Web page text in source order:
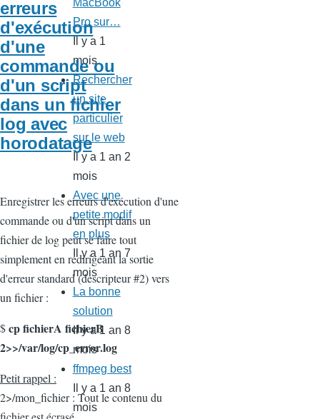
erreurs
d'exécution
d'une
commande ou
d'un script
dans un fichier
log avec
horodatage
Enregistrer les erreurs d'exécution d'une
commande ou d'un script dans un
fichier de log peut se faire tout
simplement en redirigeant la sortie
d'erreur standard (descripteur #2) vers
un fichier :
$cp fichierA fichierB
2>>/var/log/cp_error.log
Petit rappel :
2>/mon_fichier : Tout le contenu du
MacBook
Pro sur…
Il y a 1
mois
Rechercher
un site
particulier
sur le web
Il y a 1 an 2
mois
Avec une
petite modif
en plus
Il y a 1 an 7
mois
La bonne
solution
Il y a 1 an 8
mois
ffmpeg best
Il y a 1 an 8
mois